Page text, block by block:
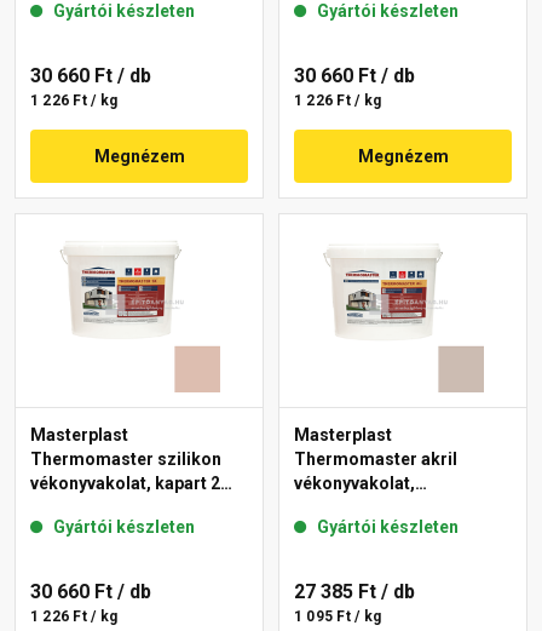
13-D 25 kg
Gyártói készleten
30 660 Ft / db
1 226 Ft / kg
Megnézem
Gyártói készleten
30 660 Ft / db
1 226 Ft / kg
Megnézem
Masterplast
Thermomaster szilikon
vékonyvakolat, kapart 2
Gyártói készleten
30 660 Ft / db
1 226 Ft / kg
Masterplast
Thermomaster akril
vékonyvakolat,
44-D 25 kg
Gyártói készleten
27 385 Ft / db
1 095 Ft / kg